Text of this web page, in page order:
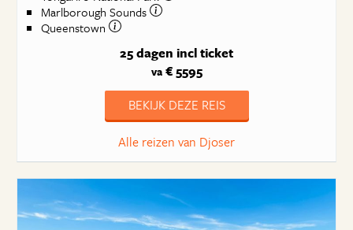
Marlborough Sounds
Queenstown
25 dagen incl ticket
va€ 5595
BEKIJK DEZE REIS
Alle reizen van Djoser